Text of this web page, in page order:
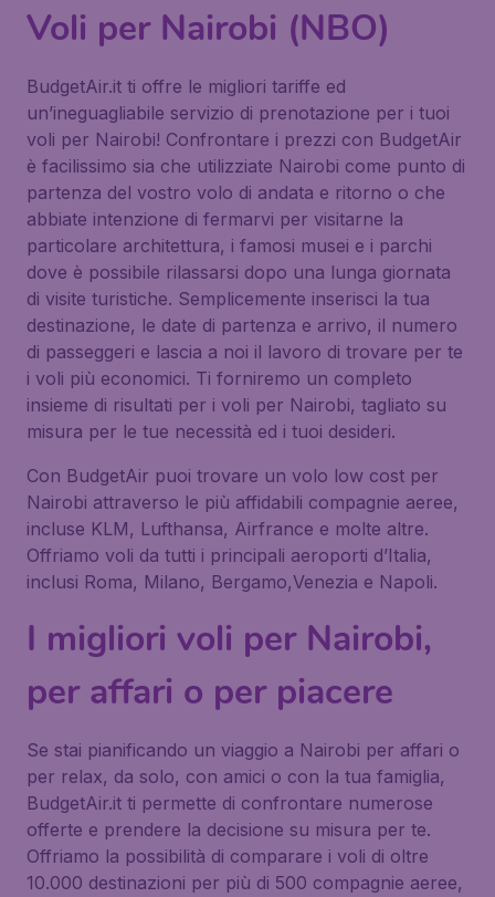
Voli per Nairobi (NBO)
BudgetAir.it ti offre le migliori tariffe ed
un’ineguagliabile servizio di prenotazione per i tuoi
voli per Nairobi! Confrontare i prezzi con BudgetAir
è facilissimo sia che utilizziate Nairobi come punto di
partenza del vostro volo di andata e ritorno o che
abbiate intenzione di fermarvi per visitarne la
particolare architettura, i famosi musei e i parchi
dove è possibile rilassarsi dopo una lunga giornata
di visite turistiche. Semplicemente inserisci la tua
destinazione, le date di partenza e arrivo, il numero
di passeggeri e lascia a noi il lavoro di trovare per te
i voli più economici. Ti forniremo un completo
insieme di risultati per i voli per Nairobi, tagliato su
misura per le tue necessità ed i tuoi desideri.
Con BudgetAir puoi trovare un volo low cost per
Nairobi attraverso le più affidabili compagnie aeree,
incluse KLM, Lufthansa, Airfrance e molte altre.
Offriamo voli da tutti i principali aeroporti d’Italia,
inclusi Roma, Milano, Bergamo,Venezia e Napoli.
I migliori voli per Nairobi,
per affari o per piacere
Se stai pianificando un viaggio a Nairobi per affari o
per relax, da solo, con amici o con la tua famiglia,
BudgetAir.it ti permette di confrontare numerose
offerte e prendere la decisione su misura per te.
Offriamo la possibilità di comparare i voli di oltre
10.000 destinazioni per più di 500 compagnie aeree,